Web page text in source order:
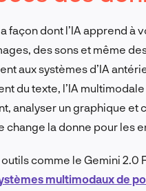
façon dont l’IA apprend à
des sons et même
aux systèmes d’IA
du texte, l’IA
analyser un graphique
change la donne pour les
comme le Gemini 2.0
multimodaux de